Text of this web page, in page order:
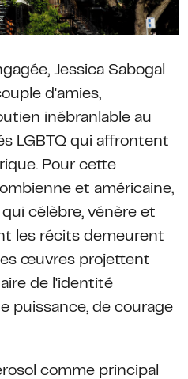
Jessica Sabogal
d'amies,
inébranlable au
LGBTQ qui affrontent
Pour cette
et américaine,
célèbre, vénère et
les récits demeurent
œuvres projettent
de l'identité
puissance, de courage
comme principal